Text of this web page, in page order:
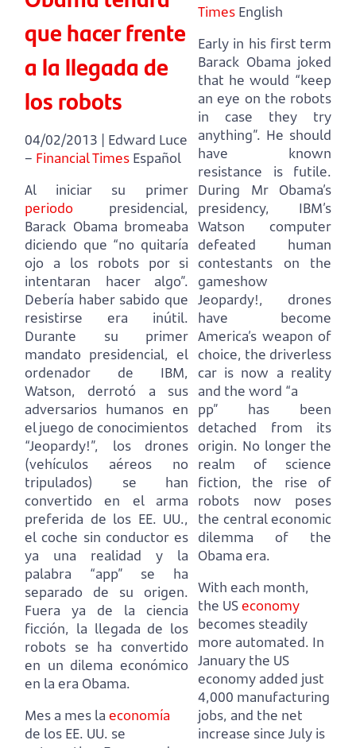
que hacer frente
a la llegada de
los robots
04/02/2013 | Edward Luce
– Financial Times Español
Al iniciar su primer
periodo presidencial,
Barack Obama bromeaba
diciendo que “no quitaría
ojo a los robots por si
intentaran hacer algo”.
Debería haber sabido que
resistirse era inútil.
Durante su primer
mandato presidencial, el
ordenador de IBM,
Watson, derrotó a sus
adversarios humanos en
el juego de conocimientos
“Jeopardy!”, los drones
(vehículos aéreos no
tripulados) se han
convertido en el arma
preferida de los EE. UU.,
el coche sin conductor es
ya una realidad y la
palabra “app” se ha
separado de su origen.
Fuera ya de la ciencia
ficción, la llegada de los
robots se ha convertido
en un dilema económico
en la era Obama.
Mes a mes la economía
de los EE. UU. se
Times English
Early in his first term
Barack Obama joked
that he would “keep
an eye on the robots
in case they try
anything”. He should
have known
resistance is futile.
During Mr Obama’s
presidency, IBM’s
Watson computer
defeated human
contestants on the
gameshow
Jeopardy!, drones
have become
America’s weapon of
choice, the driverless
car is now a reality
and the word “a
pp” has been
detached from its
origin. No longer the
realm of science
fiction, the rise of
robots now poses
the central economic
dilemma of the
Obama era.
With each month,
the USeconomy
becomes steadily
more automated. In
January the US
economy added just
4,000 manufacturing
jobs, and the net
increase since July is